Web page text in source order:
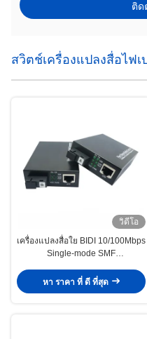
ติด
สวิตช์เครื่องแปลงสื่อไฟเ
วิดีโอ
เครื่องแปลงสื่อใย BIDI 10/100Mbps
Single-mode SMF
SC 20KM
หา ราคา ที่ ดี ที่สุด